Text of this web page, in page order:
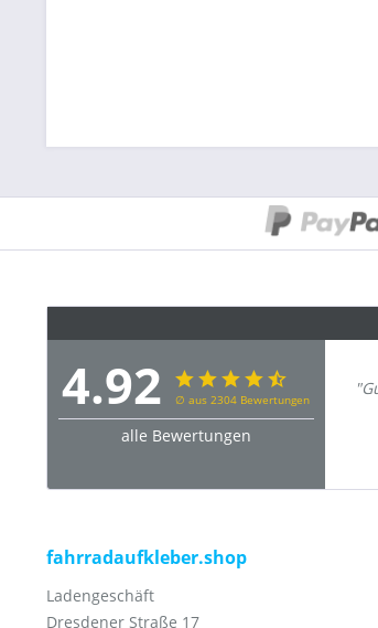
4.92∅ aus 2304 Bewertungen
alle Bewertungen
fahrradaufkleber.shop
Ladengeschäft
Dresdener Straße 17